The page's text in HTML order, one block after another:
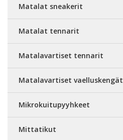
Matalat sneakerit
Matalat tennarit
Matalavartiset tennarit
Matalavartiset vaelluskengät
Mikrokuitupyyhkeet
Mittatikut